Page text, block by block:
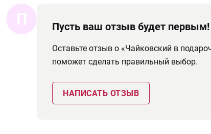
П Пусть ваш отзыв будет первым!
Оставьте отзыв о «Чайковский в
поможет сделать правильный выбор.
НАПИСАТЬ ОТЗЫВ